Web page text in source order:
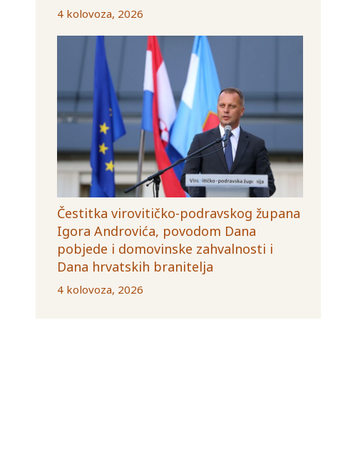
4 kolovoza, 2026
Čestitka virovitičko-podravskog župana
Igora Androvića, povodom Dana
pobjede i domovinske zahvalnosti i
Dana hrvatskih branitelja
4 kolovoza, 2026